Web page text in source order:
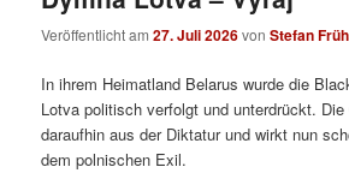
Veröffentlicht am27. Juli 2026vonStefan
In ihrem Heimatland Belarus wurde die
Lotva politisch verfolgt und unterdrückt.
daraufhin aus der Diktatur und wirkt nun
dem polnischen Exil.